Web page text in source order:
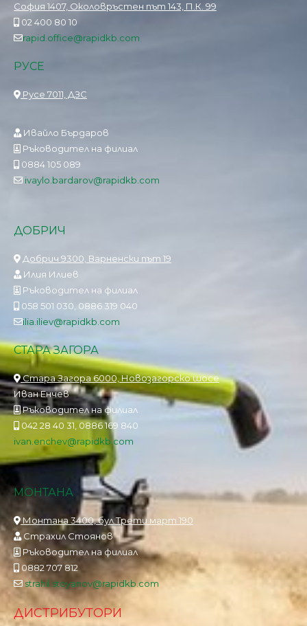
София 1407, Околовръстен път 143, П.К. 99
02 400 80 10
rapid.office@rapidkb.com
РУСЕ
Русе 7011, ДЗС
Ивайло Бърдаров
Ръководител на филиал
0884 105 089
ivaylo.bardarov@rapidkb.com
ДОБРИЧ
Добрич 9300, Варненски път 19
Илия Илиев
Ръководител на филиал
058 501 030, 0886 319 040
ilia.iliev@rapidkb.com
СТАРА ЗАГОРА
Стара Загора 6000, Новозагорско шосе
Иван Енчев
Ръководител на филиал
042 28 40 31, 0886 169 840
ivan.enchev@rapidkb.com
МОНТАНА
Монтана 3400, бул.Трети март 190
Страхил Стоянов
Ръководител на филиал
0882 707 812
strahil.stoyanov@rapidkb.com
ДИСТРИБУТОРИ